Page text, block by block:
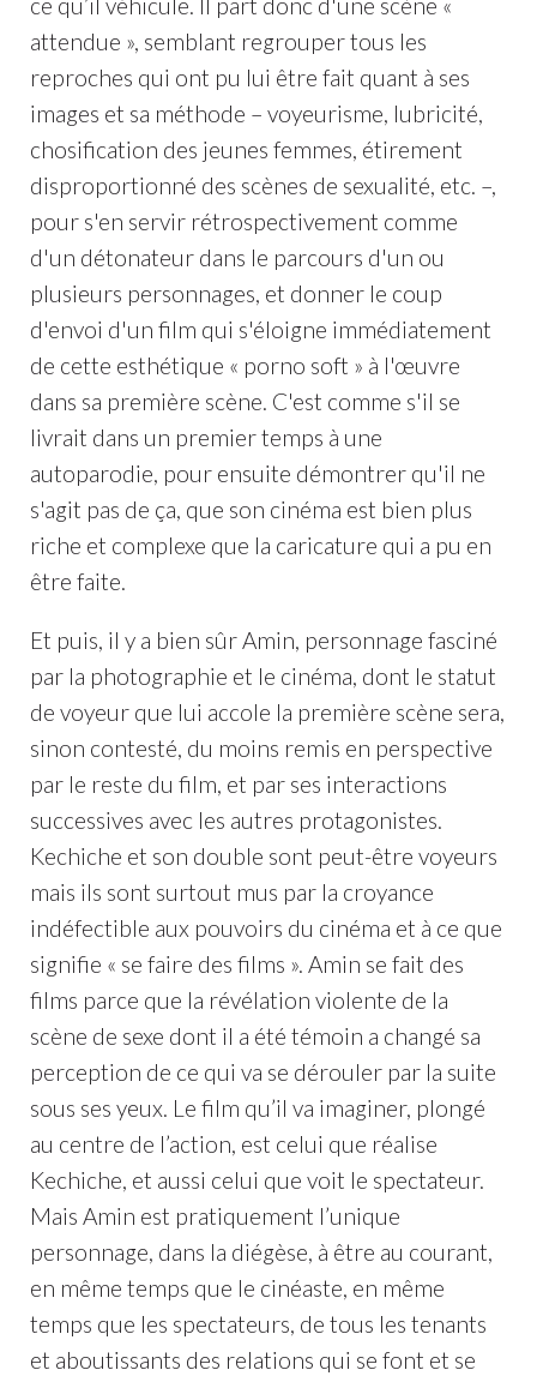
attendue », semblant regrouper tous les
reproches qui ont pu lui être fait quant à ses
images et sa méthode – voyeurisme, lubricité,
chosification des jeunes femmes, étirement
disproportionné des scènes de sexualité, etc. –,
pour s'en servir rétrospectivement comme
d'un détonateur dans le parcours d'un ou
plusieurs personnages, et donner le coup
d'envoi d'un film qui s'éloigne immédiatement
de cette esthétique « porno soft » à l'œuvre
dans sa première scène. C'est comme s'il se
livrait dans un premier temps à une
autoparodie, pour ensuite démontrer qu'il ne
s'agit pas de ça, que son cinéma est bien plus
riche et complexe que la caricature qui a pu en
être faite.
Et puis, il y a bien sûr Amin, personnage fasciné
par la photographie et le cinéma, dont le statut
de voyeur que lui accole la première scène sera,
sinon contesté, du moins remis en perspective
par le reste du film, et par ses interactions
successives avec les autres protagonistes.
Kechiche et son double sont peut-être voyeurs
mais ils sont surtout mus par la croyance
indéfectible aux pouvoirs du cinéma et à ce que
signifie « se faire des films ». Amin se fait des
films parce que la révélation violente de la
scène de sexe dont il a été témoin a changé sa
perception de ce qui va se dérouler par la suite
sous ses yeux. Le film qu’il va imaginer, plongé
au centre de l’action, est celui que réalise
Kechiche, et aussi celui que voit le spectateur.
Mais Amin est pratiquement l’unique
personnage, dans la diégèse, à être au courant,
en même temps que le cinéaste, en même
temps que les spectateurs, de tous les tenants
et aboutissants des relations qui se font et se